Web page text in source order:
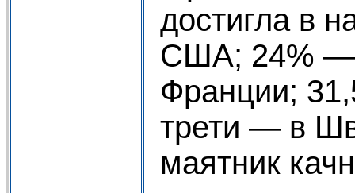
достигла в
США; 24% —
Франции;
трети — в
маятник